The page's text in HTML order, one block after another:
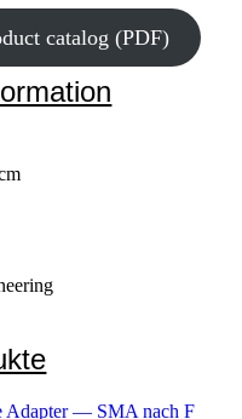
catalog (PDF)